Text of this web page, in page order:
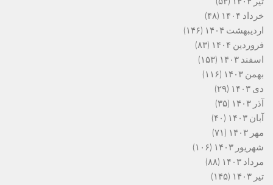
خرداد ۱۴۰۴
(۴۸)
اردیبهشت ۱۴۰۴
(۱۴۶)
فروردین ۱۴۰۴
(۸۳)
اسفند ۱۴۰۳
(۱۵۳)
بهمن ۱۴۰۳
(۱۱۶)
دی ۱۴۰۳
(۲۹)
آذر ۱۴۰۳
(۳۵)
آبان ۱۴۰۳
(۴۰)
مهر ۱۴۰۳
(۷۱)
شهریور ۱۴۰۳
(۱۰۶)
مرداد ۱۴۰۳
(۸۸)
تیر ۱۴۰۳
(۱۴۵)